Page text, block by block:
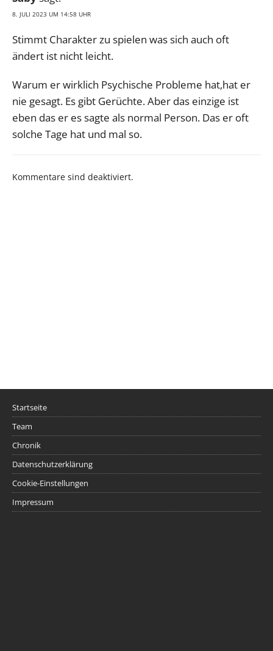
8. JULI 2023 UM 14:58 UHR
Stimmt Charakter zu spielen was sich auch oft
ändert ist nicht leicht.
Warum er wirklich Psychische Probleme hat,hat er
nie gesagt. Es gibt Gerüchte. Aber das einzige ist
eben das er es sagte als normal Person. Das er oft
solche Tage hat und mal so.
Kommentare sind deaktiviert.
Startseite
Team
Chronik
Datenschutzerklärung
Cookie-Einstellungen
Impressum